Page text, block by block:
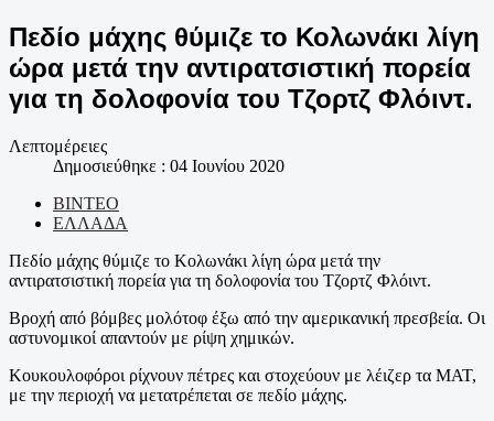
Πεδίο μάχης θύμιζε το Κολωνάκι λίγη
ώρα μετά την αντιρατσιστική πορεία
για τη δολοφονία του Τζορτζ Φλόιντ.
Λεπτομέρειες
Δημοσιεύθηκε : 04 Ιουνίου 2020
ΒΙΝΤΕΟ
ΕΛΛΑΔΑ
Πεδίο μάχης θύμιζε το Κολωνάκι λίγη ώρα μετά την
αντιρατσιστική πορεία για τη δολοφονία του Τζορτζ Φλόιντ.
Βροχή από βόμβες μολότοφ έξω από την αμερικανική πρεσβεία. Οι
αστυνομικοί απαντούν με ρίψη χημικών.
Κουκουλοφόροι ρίχνουν πέτρες και στοχεύουν με λέιζερ τα ΜΑΤ,
με την περιοχή να μετατρέπεται σε πεδίο μάχης.